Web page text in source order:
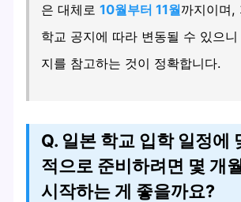
은 대체로10월부터 11월까지이며,
학교 공지에 따라 변동될 수 있으
지를 참고하는 것이 정확합니다.
Q. 일본 학교 입학 일정에
적으로 준비하려면 몇 개
시작하는 게 좋을까요?